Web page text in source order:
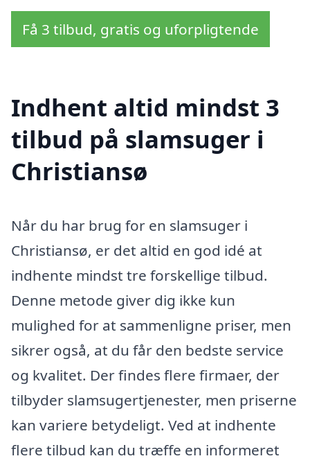
Få 3 tilbud, gratis og uforpligtende
Indhent altid mindst 3
tilbud på slamsuger i
Christiansø
Når du har brug for en slamsuger i
Christiansø, er det altid en god idé at
indhente mindst tre forskellige tilbud.
Denne metode giver dig ikke kun
mulighed for at sammenligne priser, men
sikrer også, at du får den bedste service
og kvalitet. Der findes flere firmaer, der
tilbyder slamsugertjenester, men priserne
kan variere betydeligt. Ved at indhente
flere tilbud kan du træffe en informeret